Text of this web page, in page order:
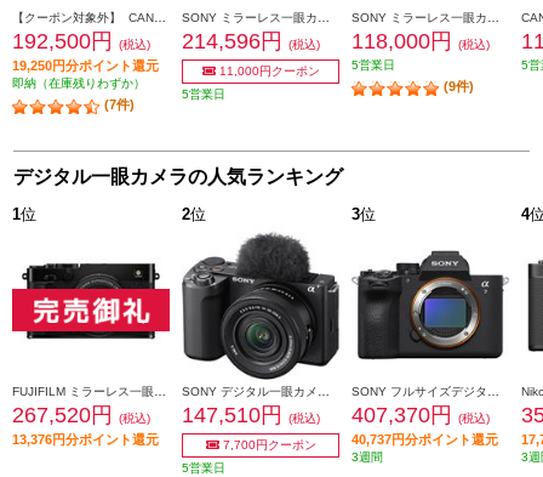
【クーポン対象外】 CANON ミラーレスカメラ EOS R10・RF-S18-150 IS STM レンズキット EOSR10-18150ISSTMLK
192,500円 (税込)
19,250円分ポイント還元
即納（在庫残りわずか）
(7件)
SONY ミラーレス一眼カメラ α7C(アルファ7C) ズームレンズキット ブラック ILCE-7CL-B
214,596円
(税込)
11,000円クーポン
5営業日
SONY ミラーレス一眼カメラ VLOGCAM ZV-E10 ダブルズームレンズキット ブラック ZV-E10Y-BQ
118,000円
(税込)
5営業日
(9件)
5営
デジタル一眼カメラの人気ランキング
1位
FUJIFILM ミラーレス一眼カメラ X-E5 XF23㎜レンズキット [ブラック/日英2か国語モデル] X-E5LK-23-B-JP
267,520円 (税込)
13,376円分ポイント還元
2位
SONY デジタル一眼カメラ VLOGCAM ZV-E10 II(パワーズームレンズキット/ブラック) ZV-E10M2K-BQ
147,510円
(税込)
7,700円クーポン
5営業日
3位
SONY フルサイズデジタル一眼カメラ ブラック ILCE-7M5
407,370円 (税込)
40,737円分ポイント還元
3週間
4
3週